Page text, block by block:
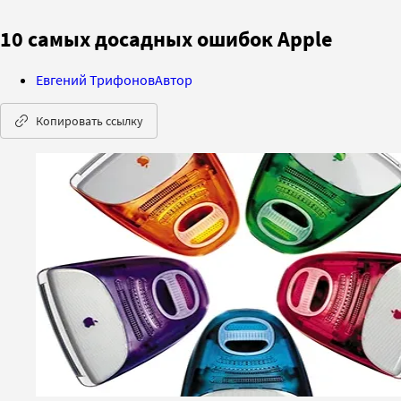
10 самых досадных ошибок Apple
Евгений ТрифоновАвтор
Копировать ссылку